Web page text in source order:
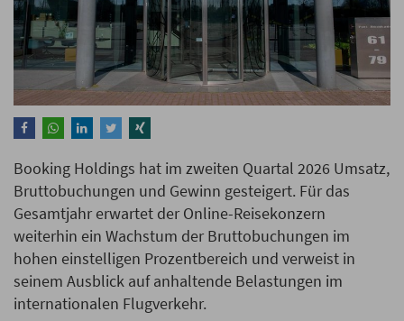
Booking Holdings hat im zweiten Quartal 2026 Umsatz,
Bruttobuchungen und Gewinn gesteigert. Für das
Gesamtjahr erwartet der Online-Reisekonzern
weiterhin ein Wachstum der Bruttobuchungen im
hohen einstelligen Prozentbereich und verweist in
seinem Ausblick auf anhaltende Belastungen im
internationalen Flugverkehr.